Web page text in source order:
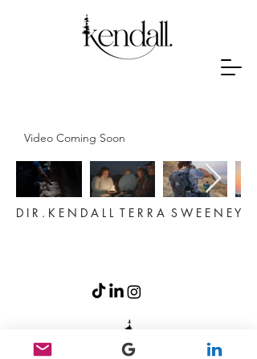
Video Coming Soon
D I R . K E N D A L L T E R R A S W E E N E Y